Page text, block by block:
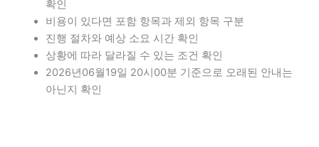
확인
비용이 있다면 포함 항목과 제외 항목 구분
진행 절차와 예상 소요 시간 확인
상황에 따라 달라질 수 있는 조건 확인
2026년06월19일 20시00분 기준으로 오래된 안내는
아닌지 확인